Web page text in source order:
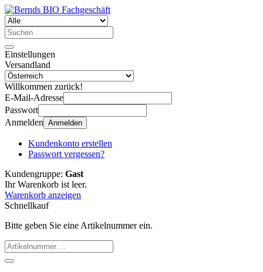
Einstellungen
Versandland
Willkommen zurück!
E-Mail-Adresse
Passwort
Anmelden Anmelden
Kundenkonto erstellen
Passwort vergessen?
Kundengruppe: Gast
Ihr Warenkorb ist leer.
Warenkorb anzeigen
Schnellkauf
Bitte geben Sie eine Artikelnummer ein.